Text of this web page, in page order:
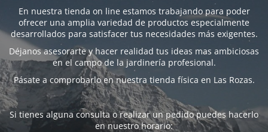
En nuestra tienda on line estamos trabajando para poder
ofrecer una amplia variedad de productos especialmente
desarrollados para satisfacer tus necesidades más exigentes.
Déjanos asesorarte y hacer realidad tus ideas mas ambiciosas
en el campo de la jardinería profesional.
Pásate a comprobarlo en nuestra tienda física en Las Rozas.
Si tienes alguna consulta o realizar un pedido puedes hacerlo
en nuestro horario: